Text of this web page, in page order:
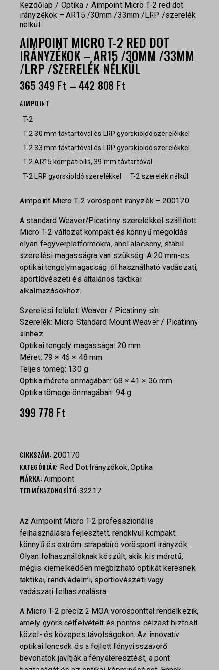
Kezdőlap Optika
Aimpoint Micro T-2 red dot
irányzékok – AR15 /30mm /33mm /LRP /szerelék
nélkül
AIMPOINT MICRO T-2 RED DOT
IRÁNYZÉKOK – AR15 /30MM /33MM
/LRP /SZERELÉK NÉLKÜL
365 349 Ft –442 808 Ft
AIMPOINT
T-2
T-2 30 mm távtartóval és LRP gyorskioldó szerelékkel
T-2 33 mm távtartóval és LRP gyorskioldó szerelékkel
T-2 AR15 kompatibilis, 39 mm távtartóval
T-2 LRP gyorskioldó szerelékkel
T-2 szerelék nélkül
Aimpoint Micro T-2 vöröspont irányzék – 200170
A standard Weaver/Picatinny szerelékkel szállított
Micro T-2 változat kompakt és könnyű megoldás
olyan fegyverplatformokra, ahol alacsony, stabil
szerelési magasságra van szükség. A 20 mm-es
optikai tengelymagasság jól használható vadászati,
sportlövészeti és általános taktikai
alkalmazásokhoz.
Szerelési felület: Weaver / Picatinny sín
Szerelék: Micro Standard Mount Weaver / Picatinny
sínhez
Optikai tengely magassága: 20 mm
Méret: 79 × 46 × 48 mm
Teljes tömeg: 130 g
Optika mérete önmagában: 68 × 41 × 36 mm
Optika tömege önmagában: 94 g
399 778 Ft
CIKKSZÁM: 200170
KATEGÓRIÁK: Red Dot Irányzékok, Optika
MÁRKA: Aimpoint
TERMÉKAZONOSÍTÓ:32217
Az Aimpoint Micro T-2 professzionális
felhasználásra fejlesztett, rendkívül kompakt,
könnyű és extrém strapabíró vöröspont irányzék.
Olyan felhasználóknak készült, akik kis méretű,
mégis kiemelkedően megbízható optikát keresnek
taktikai, rendvédelmi, sportlövészeti vagy
vadászati felhasználásra.
A Micro T-2 precíz 2 MOA vörösponttal rendelkezik,
amely gyors célfelvételt és pontos célzást biztosít
közel- és közepes távolságokon. Az innovatív
optikai lencsék és a fejlett fényvisszaverő
bevonatok javítják a fényáteresztést, a pont